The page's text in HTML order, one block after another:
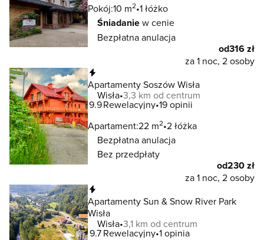
Pokój:10 m2 1 łóżko
Śniadaniew cenie
Bezpłatna anulacja
od316 zł
za 1 noc, 2 osoby
Apartamenty Soszów Wisła
Wisła 3,3 km od centrum
9.9Rewelacyjny 19 opinii
Apartament:22 m2 2 łóżka
Bezpłatna anulacja
Bez przedpłaty
od230 zł
za 1 noc, 2 osoby
Apartamenty Sun & Snow River Park
Wisła
Wisła 3,1 km od centrum
9.7Rewelacyjny 1 opinia